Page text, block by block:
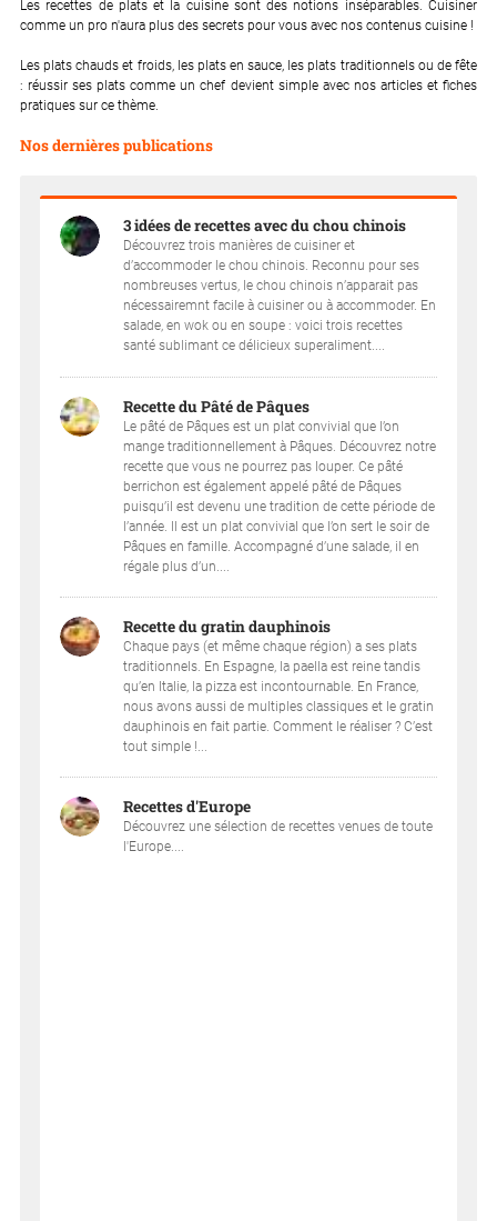
Les recettes de plats et la cuisine sont des notions inséparables. Cuisiner
comme un pro n'aura plus des secrets pour vous avec nos contenus cuisine !
Les plats chauds et froids, les plats en sauce, les plats traditionnels ou de fête
: réussir ses plats comme un chef devient simple avec nos articles et fiches
pratiques sur ce thème.
Nos dernières publications
3 idées de recettes avec du chou chinois
Découvrez trois manières de cuisiner et
d’accommoder le chou chinois. Reconnu pour ses
nombreuses vertus, le chou chinois n’apparait pas
nécessairemnt facile à cuisiner ou à accommoder. En
salade, en wok ou en soupe : voici trois recettes
santé sublimant ce délicieux superaliment....
Recette du Pâté de Pâques
Le pâté de Pâques est un plat convivial que l’on
mange traditionnellement à Pâques. Découvrez notre
recette que vous ne pourrez pas louper. Ce pâté
berrichon est également appelé pâté de Pâques
puisqu’il est devenu une tradition de cette période de
l’année. Il est un plat convivial que l’on sert le soir de
Pâques en famille. Accompagné d’une salade, il en
régale plus d’un....
Recette du gratin dauphinois
Chaque pays (et même chaque région) a ses plats
traditionnels. En Espagne, la paella est reine tandis
qu’en Italie, la pizza est incontournable. En France,
nous avons aussi de multiples classiques et le gratin
dauphinois en fait partie. Comment le réaliser ? C’est
tout simple !...
Recettes d'Europe
Découvrez une sélection de recettes venues de toute
l'Europe....